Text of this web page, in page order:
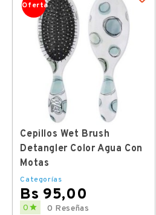
Oferta
Cepillos Wet Brush
Detangler Color Agua Con
Motas
Categorías
Bs 95,00
Price
0  0 Reseñas